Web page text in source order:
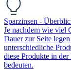
Sparzinsen -
Je nachdem wie viel
Dauer zur Seite
unterschiedliche
diese Produkte in
bedeuten.